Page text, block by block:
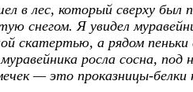
в лес, который сверху был
снегом. Я увидел
скатертью, а рядом пеньки
росла сосна, под
— это проказницы-